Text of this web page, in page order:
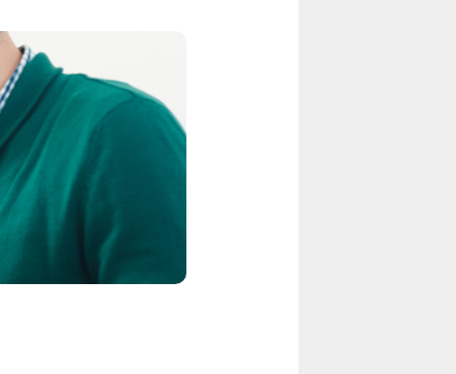
Mandatierte Personalvermittlung
Sanovetis Care+